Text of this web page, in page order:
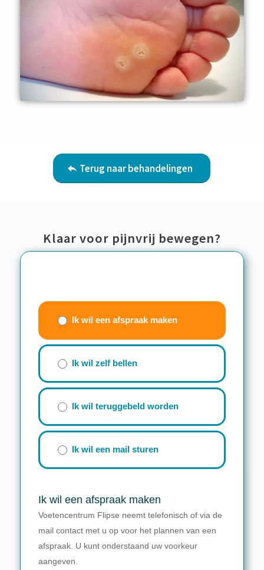
Terug naar behandelingen
Klaar voor pijnvrij bewegen?
Contactwizzard
(beknopt
formulier)
Ik wil een afspraak maken
Ik wil zelf bellen
Ik wil teruggebeld worden
Ik wil een mail sturen
Ik wil een afspraak maken
Voetencentrum Flipse neemt telefonisch of via de
mail contact met u op voor het plannen van een
afspraak. U kunt onderstaand uw voorkeur
aangeven.